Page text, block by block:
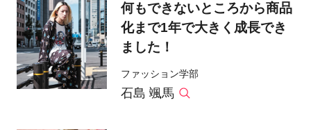
何もできないところから商品
化まで1年で大きく成長でき
ました！
ファッション学部
石島 颯馬